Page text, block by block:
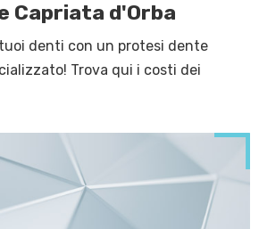
Capriata d'Orba
denti con un protesi dente
Trova qui i costi dei